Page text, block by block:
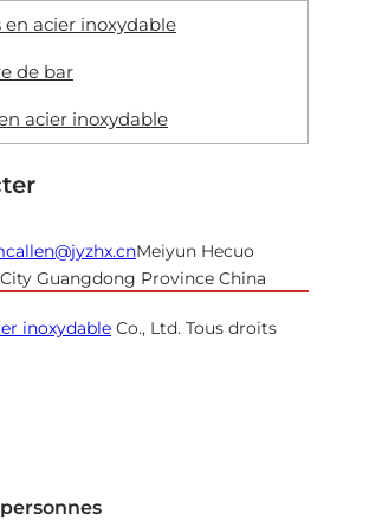
en acier inoxydable
de bar
acier inoxydable
Meiyun Hecuo
Guangdong Province China
inoxydable Co., Ltd. Tous droits